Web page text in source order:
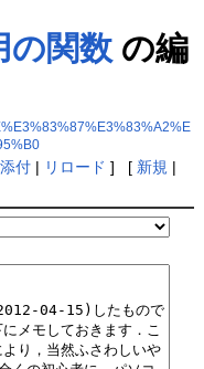
の関数の編
添付| リロード ] [ 新規 |